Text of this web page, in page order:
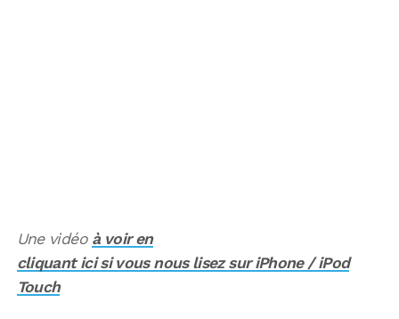
Une vidéo à voir en
cliquant ici si vous nous lisez sur iPhone / iPod
Touch